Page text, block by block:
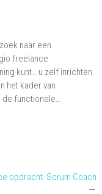
naar een
freelance
kunt… u zelf inrichten.
het kader van
de functionele…
opdracht: Scrum Coach
→